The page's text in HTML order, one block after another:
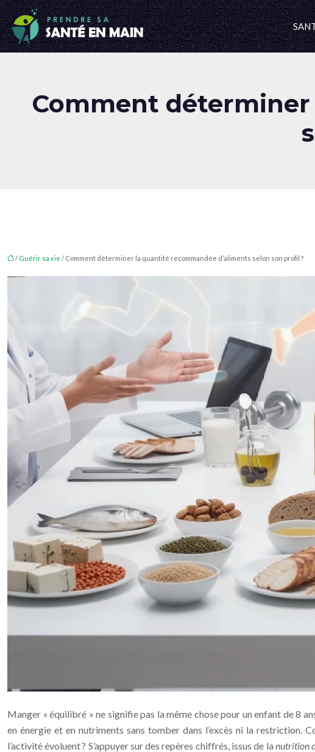
Comment
/ Guérir sa vie / Comment déterminer la quantité recommandée d’aliments selon son profil ?
Manger « équilibré » ne signifie pas la même chose pour un enfant de 8
en énergie et en nutriments sans tomber dans l’excès ni la restriction.
l’activité évoluent ? S’appuyer sur des repères chiffrés, issus de la nutrition